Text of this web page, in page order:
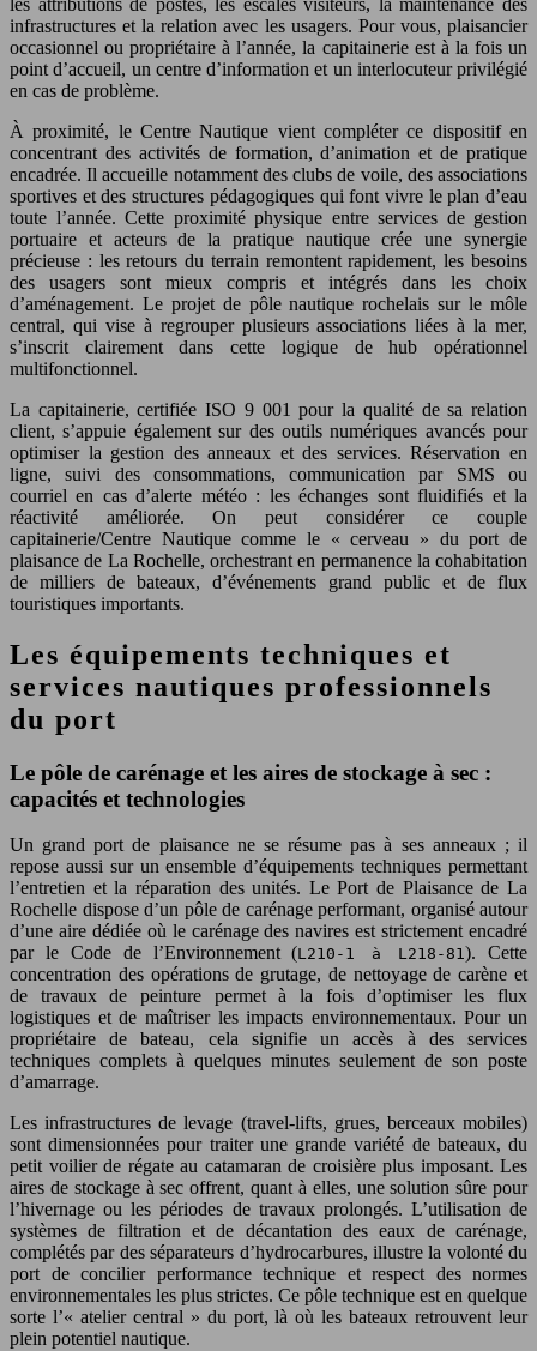
infrastructures et la relation avec les usagers. Pour vous, plaisancier
occasionnel ou propriétaire à l’année, la capitainerie est à la fois un
point d’accueil, un centre d’information et un interlocuteur privilégié
en cas de problème.
À proximité, le Centre Nautique vient compléter ce dispositif en
concentrant des activités de formation, d’animation et de pratique
encadrée. Il accueille notamment des clubs de voile, des associations
sportives et des structures pédagogiques qui font vivre le plan d’eau
toute l’année. Cette proximité physique entre services de gestion
portuaire et acteurs de la pratique nautique crée une synergie
précieuse : les retours du terrain remontent rapidement, les besoins
des usagers sont mieux compris et intégrés dans les choix
d’aménagement. Le projet de pôle nautique rochelais sur le môle
central, qui vise à regrouper plusieurs associations liées à la mer,
s’inscrit clairement dans cette logique de hub opérationnel
multifonctionnel.
La capitainerie, certifiée ISO 9 001 pour la qualité de sa relation
client, s’appuie également sur des outils numériques avancés pour
optimiser la gestion des anneaux et des services. Réservation en
ligne, suivi des consommations, communication par SMS ou
courriel en cas d’alerte météo : les échanges sont fluidifiés et la
réactivité améliorée. On peut considérer ce couple
capitainerie/Centre Nautique comme le « cerveau » du port de
plaisance de La Rochelle, orchestrant en permanence la cohabitation
de milliers de bateaux, d’événements grand public et de flux
touristiques importants.
Les équipements techniques et
services nautiques professionnels
du port
Le pôle de carénage et les aires de stockage à sec :
capacités et technologies
Un grand port de plaisance ne se résume pas à ses anneaux ; il
repose aussi sur un ensemble d’équipements techniques permettant
l’entretien et la réparation des unités. Le Port de Plaisance de La
Rochelle dispose d’un pôle de carénage performant, organisé autour
d’une aire dédiée où le carénage des navires est strictement encadré
par le Code de l’Environnement (L210-1 à L218-81). Cette
concentration des opérations de grutage, de nettoyage de carène et
de travaux de peinture permet à la fois d’optimiser les flux
logistiques et de maîtriser les impacts environnementaux. Pour un
propriétaire de bateau, cela signifie un accès à des services
techniques complets à quelques minutes seulement de son poste
d’amarrage.
Les infrastructures de levage (travel-lifts, grues, berceaux mobiles)
sont dimensionnées pour traiter une grande variété de bateaux, du
petit voilier de régate au catamaran de croisière plus imposant. Les
aires de stockage à sec offrent, quant à elles, une solution sûre pour
l’hivernage ou les périodes de travaux prolongés. L’utilisation de
systèmes de filtration et de décantation des eaux de carénage,
complétés par des séparateurs d’hydrocarbures, illustre la volonté du
port de concilier performance technique et respect des normes
environnementales les plus strictes. Ce pôle technique est en quelque
sorte l’« atelier central » du port, là où les bateaux retrouvent leur
plein potentiel nautique.